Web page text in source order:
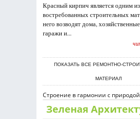
Красный кирпич является одним
востребованных строительных
него возводят дома,
гаражи и...
ПОКАЗАТЬ ВСЕ РЕМОНТНО-
МАТЕРИАЛ
Строение в гармонии с природой
Зеленая